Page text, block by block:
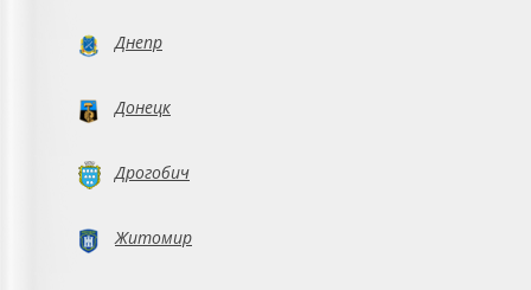
Днепр
Донецк
Дрогобич
Житомир